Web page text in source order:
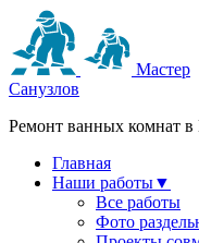
Мастер
Санузлов
Ремонт ванных комнат
Главная
Наши работы▼
Все работы
Фото